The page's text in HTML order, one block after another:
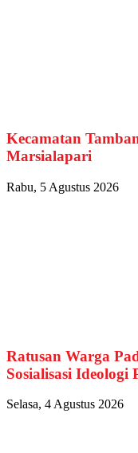
Kecamatan
Marsialapari
Rabu, 5 Agustus 2026
Ratusan Warga
Sosialisasi Ideologi
Selasa, 4 Agustus 2026